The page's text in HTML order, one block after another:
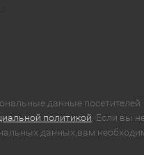
данные посетителей
политикой . Если вы
данных,вам